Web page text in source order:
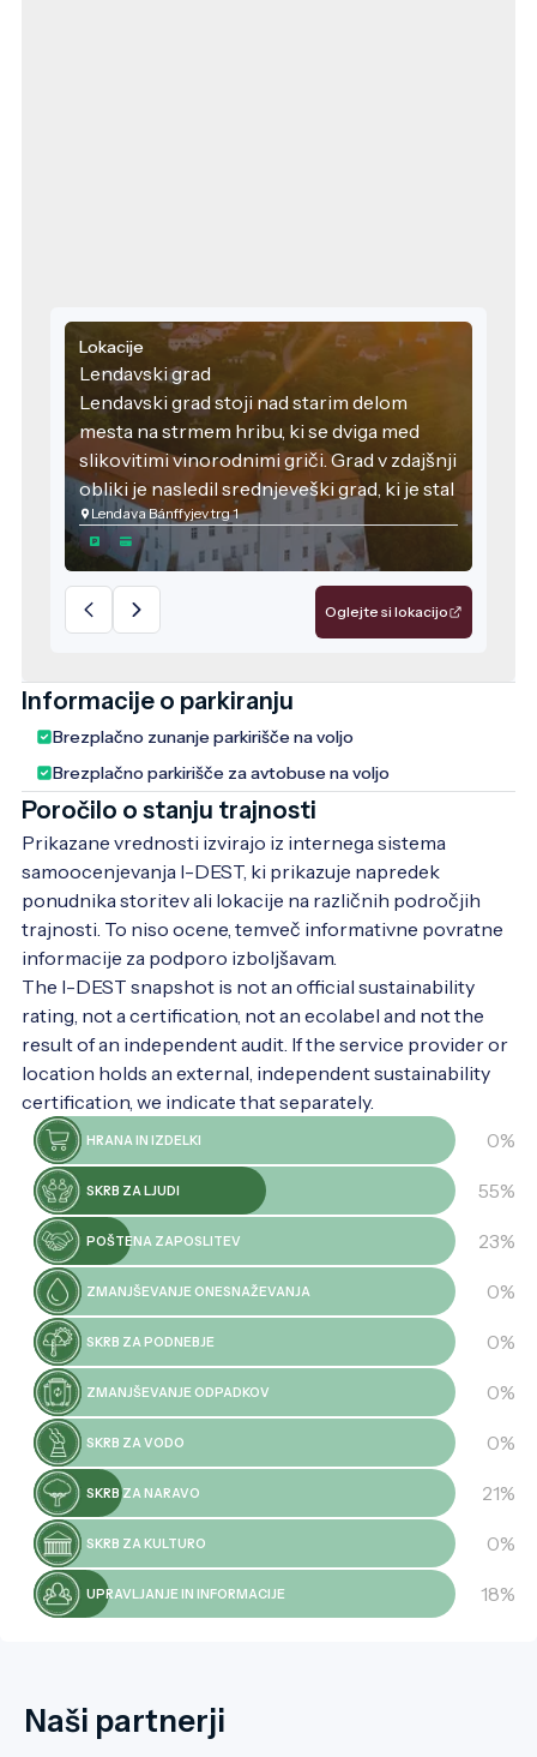
Lokacije
Lendavski grad
Lendavski grad stoji nad starim delom
mesta na strmem hribu, ki se dviga med
slikovitimi vinorodnimi griči. Grad v zdajšnji
obliki je nasledil srednjeveški grad, ki je stal
prav na tem mestu. Prvotnega so zgradili v
12. stoletju, o čemer naj bi pričale freske v
grajski kapelici. Skozi leta je grad večkrat
spremenil svojo podobo, predvsem v času
vladavine rodbine Bánffy. V tistem času so
lendavskega gradu ni uspelo nikoli zavzeti.
Grad je v teh napadih utrpel precejšnje
poškodbe, zato so ga zadnji lastniki,
plemiška družina Esterházy, iz hvaležnosti
do cesarja Leopolda I. leta 1712 obnovili in
prezidali v obliki črke L. Zadnjo večjo
spremembo je grad doživel v 19. stoletju, ko
so ga temeljito obnovili. V njegovih
prostorih ima sedež Galerija-Muzej
Lendava, ustanovljen leta 1973. V galerijski
zbirki sta shranjeni likovna dediščina
lendavskih umetnikov in zbirka umetnin, ki
so nastale v okviru tradicionalnih
mednarodnih likovnih kolonij. V zadnjih
nekaj letih je lendavski grad prizorišče
odmevnih razstav velikanov svetovne
umetnosti, med drugim so tukaj gostovale
razstave Pabla Piccasa, Francisca de Goye,
Rembrandta, Joana Mirója.
Lendava Bánffyjev trg 1
Oglejte si lokacijo
Informacije o parkiranju
Brezplačno zunanje parkirišče na voljo
Brezplačno parkirišče za avtobuse na voljo
Poročilo o stanju trajnosti
Prikazane vrednosti izvirajo iz internega sistema
samoocenjevanja I-DEST, ki prikazuje napredek
ponudnika storitev ali lokacije na različnih področjih
trajnosti. To niso ocene, temveč informativne povratne
informacije za podporo izboljšavam.
The I-DEST snapshot is not an official sustainability
rating, not a certification, not an ecolabel and not the
result of an independent audit. If the service provider or
location holds an external, independent sustainability
certification, we indicate that separately.
HRANA IN IZDELKI 0%
SKRB ZA LJUDI 55%
POŠTENA ZAPOSLITEV 23%
ZMANJŠEVANJE ONESNAŽEVANJA 0%
SKRB ZA PODNEBJE 0%
ZMANJŠEVANJE ODPADKOV 0%
SKRB ZA VODO 0%
SKRB ZA NARAVO 21%
SKRB ZA KULTURO 0%
UPRAVLJANJE IN INFORMACIJE 18%
Naši partnerji